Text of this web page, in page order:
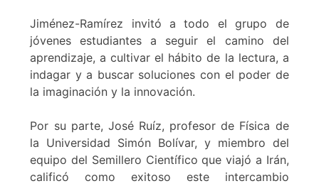
Jiménez-Ramírez invitó a todo el grupo de
jóvenes estudiantes a seguir el camino del
aprendizaje, a cultivar el hábito de la lectura, a
indagar y a buscar soluciones con el poder de
la imaginación y la innovación.
Por su parte, José Ruíz, profesor de Física de
la Universidad Simón Bolívar, y miembro del
equipo del Semillero Científico que viajó a Irán,
calificó como exitoso este intercambio